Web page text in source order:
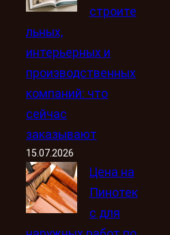
строите
льных,
интерьерных и
производственных
компаний: что
сейчас
заказывают
15.07.2026
Цена на
Пинотек
с для